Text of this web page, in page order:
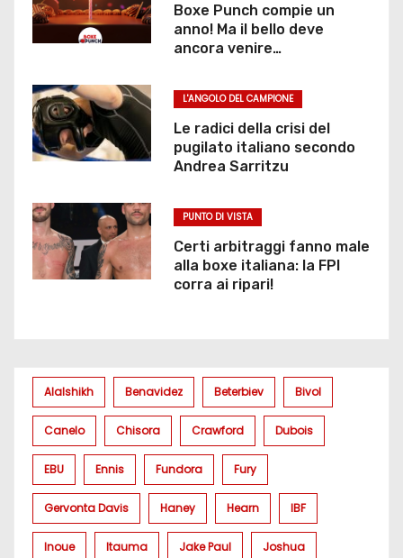
Boxe Punch compie un
anno! Ma il bello deve
ancora venire…
L'ANGOLO DEL CAMPIONE
Le radici della crisi del
pugilato italiano secondo
Andrea Sarritzu
PUNTO DI VISTA
Certi arbitraggi fanno male
alla boxe italiana: la FPI
corra ai ripari!
Alalshikh Benavidez Beterbiev Bivol
Canelo Chisora Crawford Dubois
EBU Ennis Fundora Fury
Gervonta Davis Haney Hearn IBF
Inoue Itauma Jake Paul Joshua